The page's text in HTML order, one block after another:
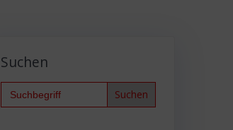
Suchen
Search
for: